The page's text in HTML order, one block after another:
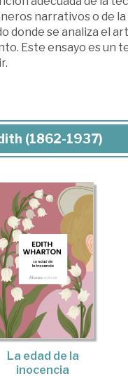
narrativos o de
donde se analiza el
Este ensayo es un
(1862-1937)
La edad de la
inocencia